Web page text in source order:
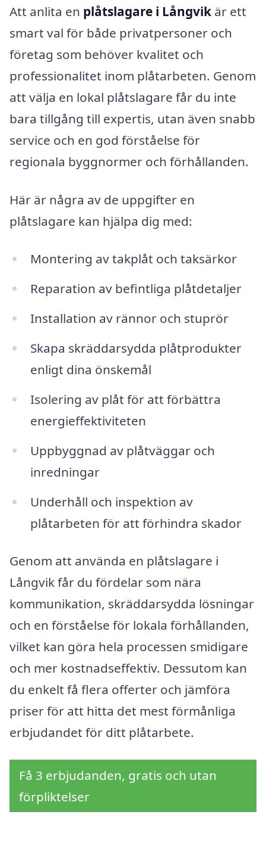
Att anlita en plåtslagare i Långvik är ett
smart val för både privatpersoner och
företag som behöver kvalitet och
professionalitet inom plåtarbeten. Genom
att välja en lokal plåtslagare får du inte
bara tillgång till expertis, utan även snabb
service och en god förståelse för
regionala byggnormer och förhållanden.
Här är några av de uppgifter en
plåtslagare kan hjälpa dig med:
Montering av takplåt och taksärkor
Reparation av befintliga plåtdetaljer
Installation av rännor och stuprör
Skapa skräddarsydda plåtprodukter
enligt dina önskemål
Isolering av plåt för att förbättra
energieffektiviteten
Uppbyggnad av plåtväggar och
inredningar
Underhåll och inspektion av
plåtarbeten för att förhindra skador
Genom att använda en plåtslagare i
Långvik får du fördelar som nära
kommunikation, skräddarsydda lösningar
och en förståelse för lokala förhållanden,
vilket kan göra hela processen smidigare
och mer kostnadseffektiv. Dessutom kan
du enkelt få flera offerter och jämföra
priser för att hitta det mest förmånliga
erbjudandet för ditt plåtarbete.
Få 3 erbjudanden, gratis och utan
förpliktelser